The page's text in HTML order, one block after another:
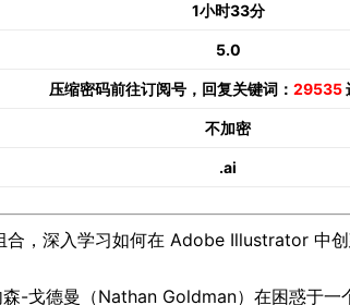
1小时33分
5.0
压缩密码前往订阅号，回复关键词： 29535
不加密
.ai
合，深入学习如何在 Adobe Illustrator 中创
-戈德曼（Nathan Goldman）在困惑于一